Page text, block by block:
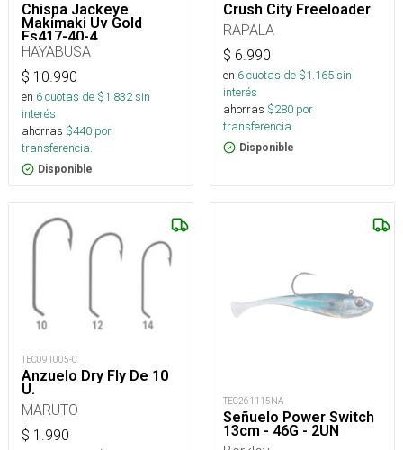
Chispa Jackeye
Makimaki Uv Gold
Fs417-40-4_
HAYABUSA
$ 10.990
en 6cuotas de $1.832sin
interés
ahorras $440 por
transferencia.
Disponible
Crush City Freeloader
RAPALA
$ 6.990
en 6cuotas de $1.165sin
interés
ahorras $280 por
transferencia.
Disponible
TEC091005-C
Anzuelo Dry Fly De 10
U.
MARUTO
$ 1.990
TEC261115NA
Señuelo Power Switch
13cm - 46G - 2UN